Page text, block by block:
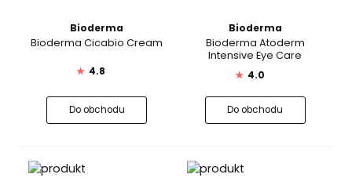
Bioderma
Bioderma Cicabio Cream
★ 4.8
Do obchodu
Bioderma
Bioderma Atoderm
Intensive Eye Care
★ 4.0
Do obchodu